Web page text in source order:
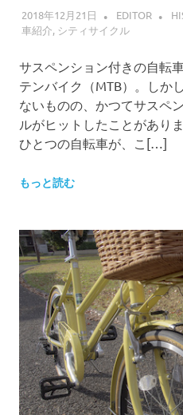
2018年12月21日 EDITOR
車紹介, シティサイクル
サスペンション付きの自転
テンバイク（MTB）。しか
ないものの、かつてサスペ
ルがヒットしたことがあり
ひとつの自転車が、こ[…]
もっと読む